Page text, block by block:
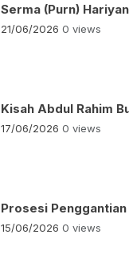
Serma (Purn)
21/06/2026 0 views
Kisah Abdul Rahim
17/06/2026 0 views
Prosesi
15/06/2026 0 views